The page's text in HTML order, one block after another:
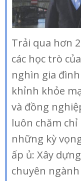
Trải qua hơn
các học trò
nghìn gia
khỉnh khỏe
và đồng
luôn chăm
những kỳ
ấp ủ: Xây
chuyên